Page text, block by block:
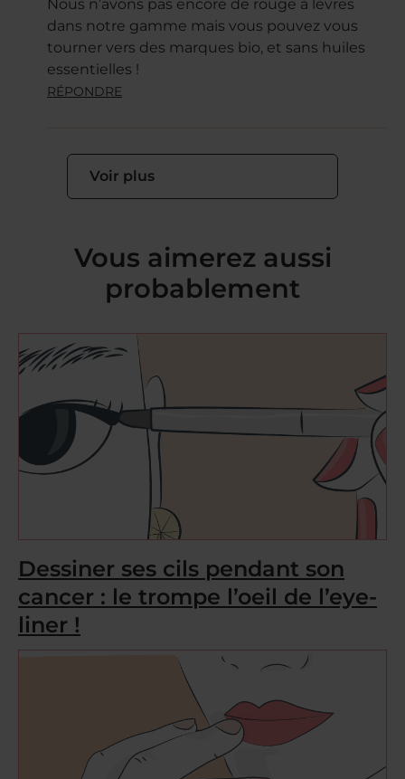
Nous n’avons pas encore de rouge à lèvres
dans notre gamme mais vous pouvez vous
tourner vers des marques bio, et sans huiles
essentielles !
RÉPONDRE
Voir plus
Vous aimerez aussi
probablement
Dessiner ses cils pendant son
cancer : le trompe l’oeil de l’eye-
liner !